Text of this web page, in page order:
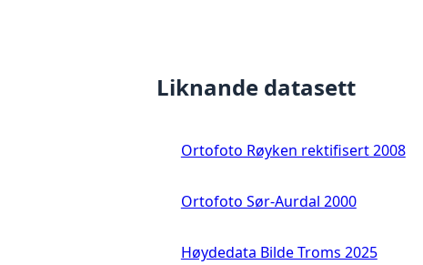
Liknande datasett
Ortofoto Røyken rektifisert 2008
Ortofoto Sør-Aurdal 2000
Høydedata Bilde Troms 2025